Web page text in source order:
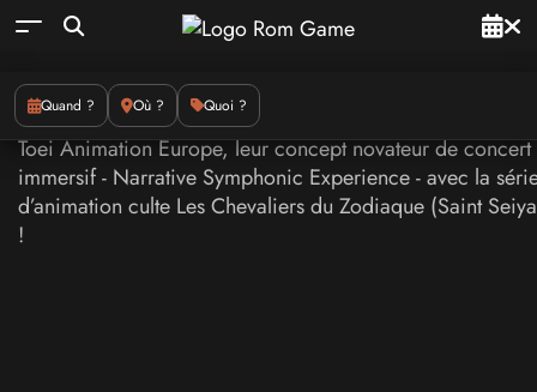
Quand ? Où ? Quoi ?